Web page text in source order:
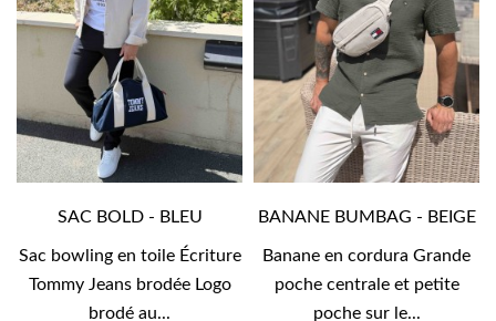
SAC BOLD - BLEU
Sac bowling en toile Écriture
Tommy Jeans brodée Logo
brodé au...
BANANE BUMBAG - BEIGE
Banane en cordura Grande
poche centrale et petite
poche sur le...